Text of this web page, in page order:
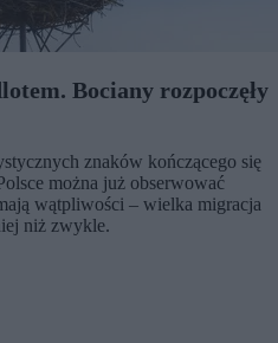
Bociany rozpoczęły
znaków kończącego się
można już obserwować
wątpliwości – wielka migracja
niż zwykle.